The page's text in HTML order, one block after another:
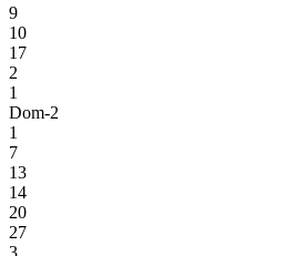
9
10
17
2
1
Dom-2
1
7
13
14
20
27
3